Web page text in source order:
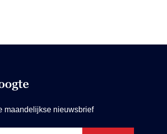
maandelijkse nieuwsbrief